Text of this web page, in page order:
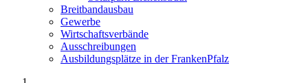
Breitbandausbau
Gewerbe
Wirtschaftsverbände
Ausschreibungen
Ausbildungsplätze in der FrankenPfalz